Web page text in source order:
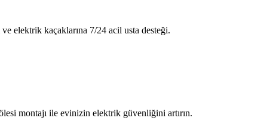
ve elektrik kaçaklarına 7/24 acil usta desteği.
montajı ile evinizin elektrik güvenliğini artırın.